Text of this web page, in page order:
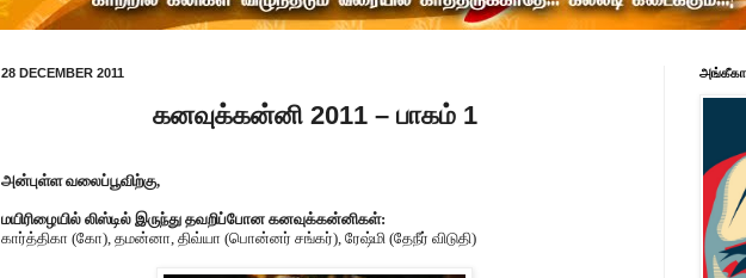
28 DECEMBER 2011
கனவுக்கன்னி 2011 – பாகம் 1
அன்புள்ள வலைப்பூவிற்கு,
மயிரிழையில் லிஸ்டில் இருந்து தவறிப்போன கனவுக்கன்னிகள்:
கார்த்திகா (கோ), தமன்னா, திவ்யா (பொன்னர் சங்கர்), ரேஷ்மி (தேநீர் விடுதி)